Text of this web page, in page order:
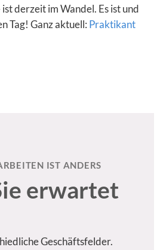
derzeit im Wandel. Es ist und
Tag! Ganz aktuell: Praktikant
IST ANDERS
erwartet
Geschäftsfelder.